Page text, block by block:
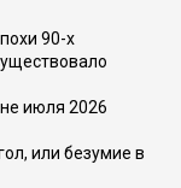
90-х
июля 2026
или безумие в